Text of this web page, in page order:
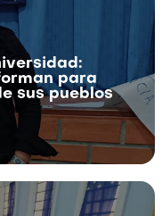
para
sus pueblos